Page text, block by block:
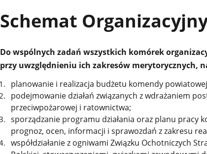
Schemat
Do wspólnych zadań wszystkich komórek
przy uwzględnieniu ich zakresów merytorycznych,
planowanie i realizacja budżetu komendy
podejmowanie działań związanych z wdrażaniem
przeciwpożarowej i ratownictwa;
sporządzanie programu działania oraz planu pracy
prognoz, ocen, informacji i sprawozdań z zakresu
współdziałanie z ogniwami Związku Ochotniczych